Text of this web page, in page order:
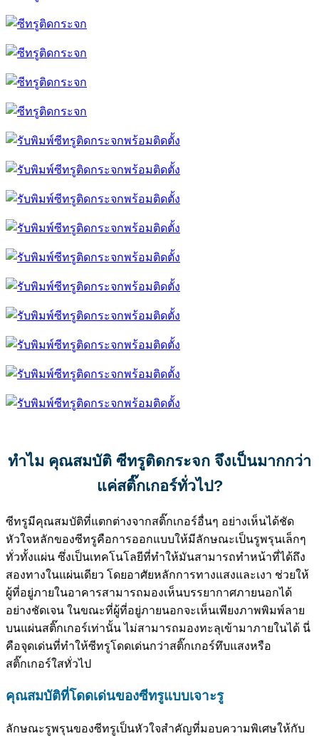
ทำไม คุณสมบัติ ซีทรูติดกระจก จึงเป็นมากกว่า
แค่สติ๊กเกอร์ทั่วไป?
ซีทรูมีคุณสมบัติที่แตกต่างจากสติ๊กเกอร์อื่นๆ อย่างเห็นได้ชัด
หัวใจหลักของซีทรูคือการออกแบบให้มีลักษณะเป็นรูพรุนเล็กๆ
ทั่วทั้งแผ่น ซึ่งเป็นเทคโนโลยีที่ทำให้มันสามารถทำหน้าที่ได้ถึง
สองทางในแผ่นเดียว โดยอาศัยหลักการทางแสงและเงา ช่วยให้
ผู้ที่อยู่ภายในอาคารสามารถมองเห็นบรรยากาศภายนอกได้
อย่างชัดเจน ในขณะที่ผู้ที่อยู่ภายนอกจะเห็นเพียงภาพพิมพ์ลาย
บนแผ่นสติ๊กเกอร์เท่านั้น ไม่สามารถมองทะลุเข้ามาภายในได้ นี่
คือจุดเด่นที่ทำให้ซีทรูโดดเด่นกว่าสติ๊กเกอร์ทึบแสงหรือ
สติ๊กเกอร์ใสทั่วไป
คุณสมบัติที่โดดเด่นของซีทรูแบบเจาะรู
ลักษณะรูพรุนของซีทรูเป็นหัวใจสำคัญที่มอบความพิเศษให้กับ